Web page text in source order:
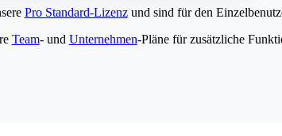
Pro Standard-Lizenzund sind für den
Team- und Unternehmen-Pläne für zusätzliche